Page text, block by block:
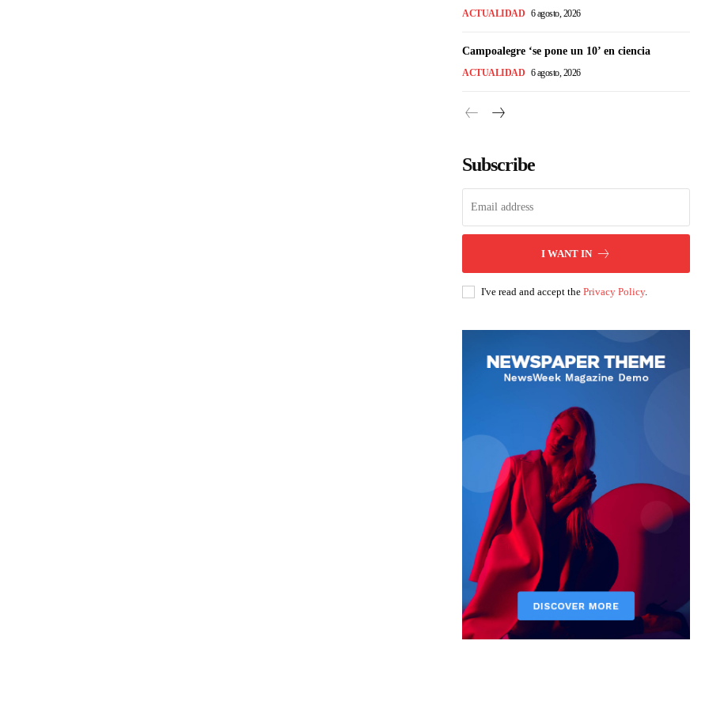
ACTUALIDAD 6 agosto, 2026
Campoalegre ‘se pone un 10’ en ciencia
ACTUALIDAD 6 agosto, 2026
Subscribe
I WANT IN
I've read and accept the Privacy Policy.